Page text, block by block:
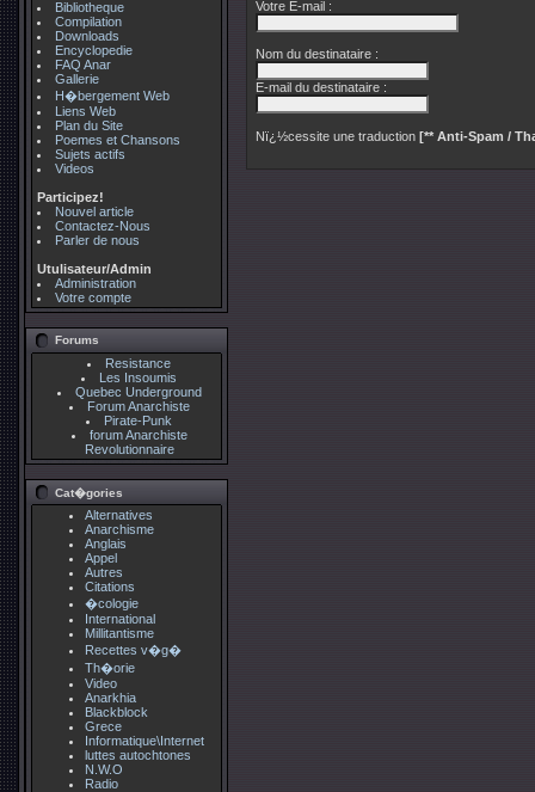
Bibliotheque
Compilation
Downloads
Encyclopedie
FAQ Anar
Gallerie
H�bergement Web
Liens Web
Plan du Site
Poemes et Chansons
Sujets actifs
Videos
Participez!
Nouvel article
Contactez-Nous
Parler de nous
Utulisateur/Admin
Administration
Votre compte
Forums
Resistance
Les Insoumis
Quebec Underground
Forum Anarchiste
Pirate-Punk
forum Anarchiste
Revolutionnaire
Cat�gories
Alternatives
Anarchisme
Anglais
Appel
Autres
Citations
�cologie
International
Millitantisme
Recettes v�g�
Th�orie
Video
Anarkhia
Blackblock
Grece
Informatique\Internet
luttes autochtones
N.W.O
Radio
Votre E-mail :
Nom du destinataire :
E-mail du destinataire :
Nï¿½cessite une traduction [** Anti-Spam /